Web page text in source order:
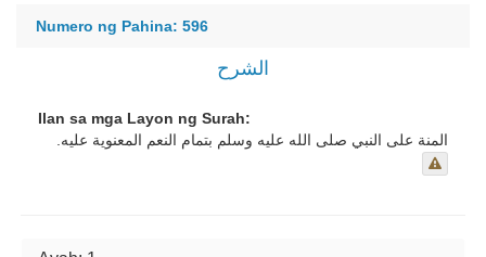
Numero ng Pahina: 596
الشرح
Ilan sa mga Layon ng Surah:
المنة على النبي صلى الله عليه وسلم بتمام النعم المعنوية عليه.